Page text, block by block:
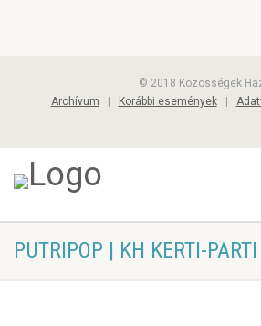
© 2018 Közösségek
Archívum
Korábbi események|
PUTRIPOP | KH KERTI-PARTI